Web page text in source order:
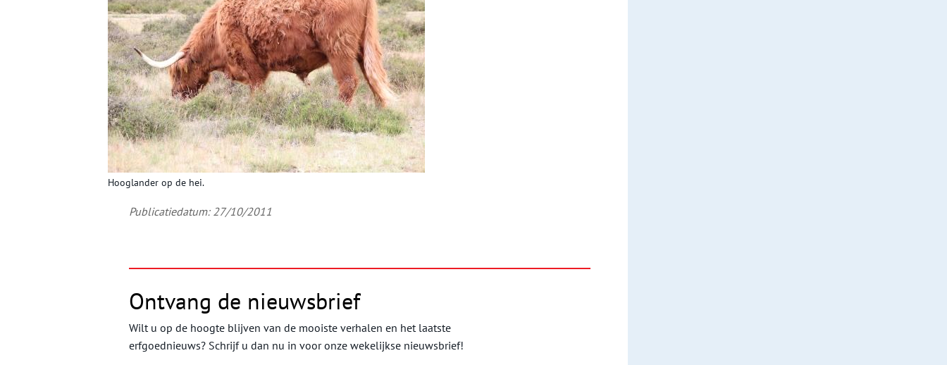
Hooglander op de hei.
Publicatiedatum: 27/10/2011
Ontvang de nieuwsbrief
Wilt u op de hoogte blijven van de mooiste verhalen en het laatste
erfgoednieuws? Schrijf u dan nu in voor onze wekelijkse nieuwsbrief!